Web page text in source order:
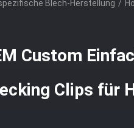
Blech-Herstellung /
Custom
Clips für